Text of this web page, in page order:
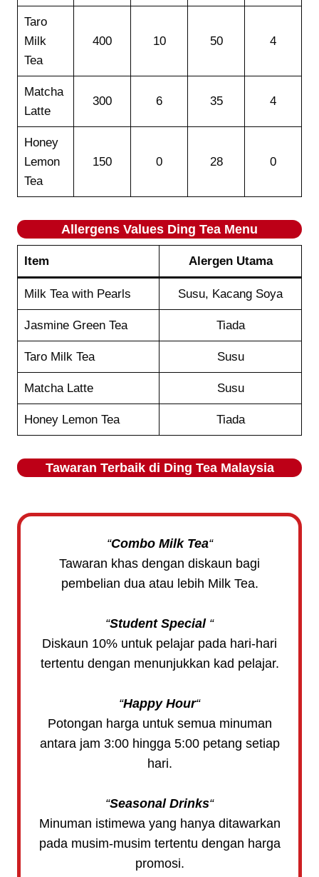
Taro
Milk
Tea
400 10 50 4
Matcha
Latte
300 6 35 4
Honey
Lemon
Tea
150 0 28 0
Allergens Values Ding Tea Menu
Item Alergen Utama
Milk Tea with Pearls Susu, Kacang Soya
Jasmine Green Tea Tiada
Taro Milk Tea Susu
Matcha Latte Susu
Honey Lemon Tea Tiada
Tawaran Terbaik di Ding Tea Malaysia
“Combo Milk Tea“
Tawaran khas dengan diskaun bagi
pembelian dua atau lebih Milk Tea.
“Student Special “
Diskaun 10% untuk pelajar pada hari-hari
tertentu dengan menunjukkan kad pelajar.
“Happy Hour“
Potongan harga untuk semua minuman
antara jam 3:00 hingga 5:00 petang setiap
hari.
“Seasonal Drinks“
Minuman istimewa yang hanya ditawarkan
pada musim-musim tertentu dengan harga
promosi.